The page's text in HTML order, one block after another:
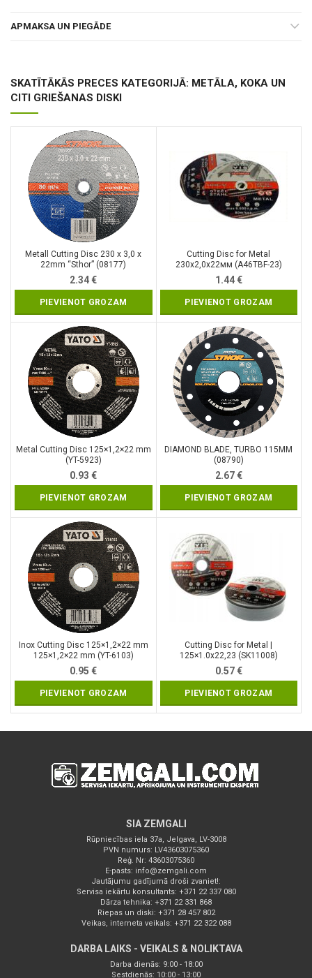
APMAKSA UN PIEGĀDE
SKATĪTĀKĀS PRECES KATEGORIJĀ: METĀLA, KOKA UN
CITI GRIEŠANAS DISKI
Metall Cutting Disc 230 x 3,0 x
22mm “Sthor” (08177)
2.34€
PIEVIENOT GROZAM
Cutting Disc for Metal
230х2,0х22мм (A46TBF-23)
1.44€
PIEVIENOT GROZAM
Metal Cutting Disc 125×1,2×22 mm
(YT-5923)
0.93€
PIEVIENOT GROZAM
DIAMOND BLADE, TURBO 115MM
(08790)
2.67€
PIEVIENOT GROZAM
Inox Cutting Disc 125×1,2×22 mm
125×1,2×22 mm (YT-6103)
0.95€
PIEVIENOT GROZAM
Cutting Disc for Metal |
125×1.0x22,23 (SK11008)
0.57€
PIEVIENOT GROZAM
SIA ZEMGALI
Rūpniecības iela 37a, Jelgava, LV-3008
PVN numurs: LV43603075360
Reģ. Nr: 43603075360
E-pasts: info@zemgali.com
Jautājumu gadījumā droši zvaniet!:
Servisa iekārtu konsultants: +371 22 337 080
Dārza tehnika: +371 22 331 868
Riepas un diski: +371 28 457 802
Veikas, interneta veikals: +371 22 322 088
DARBA LAIKS - VEIKALS & NOLIKTAVA
Darba dienās: 9:00 - 18:00
Sestdienās: 10:00 - 13:00